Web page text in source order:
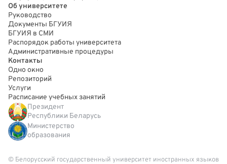
Об университете
Руководство
Документы БГУИЯ
БГУИЯ в СМИ
Распорядок работы университета
Административные процедуры
Контакты
Одно окно
Репозиторий
Услуги
Расписание учебных занятий
Президент
Республики Беларусь
Министерство
образования
© Белорусский государственный университет иностранных языков